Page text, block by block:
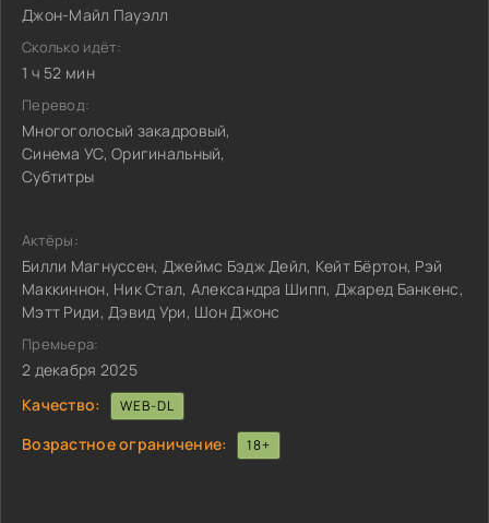
Джон-Майл Пауэлл
Сколько идёт:
1 ч 52 мин
Перевод:
Многоголосый закадровый,
Синема УС, Оригинальный,
Субтитры
Актёры:
Билли Магнуссен, Джеймс Бэдж Дейл, Кейт Бёртон, Рэй
Маккиннон, Ник Стал, Александра Шипп, Джаред Банкенс,
Мэтт Риди, Дэвид Ури, Шон Джонс
Премьера:
2 декабря 2025
Качество:
WEB-DL
Возрастное ограничение: 18+